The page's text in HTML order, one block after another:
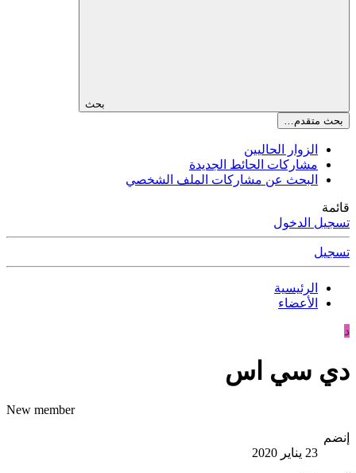
بحث
بحث متقدم…
الزوار الحاليين
مشاركات الحائط الجديدة
البحث عن مشاركات الملف الشخصي
قائمة
تسجيل الدخول
تسجيل
الرئيسية
الأعضاء
د
دي سي اس
New member
إنضم
23 يناير 2020